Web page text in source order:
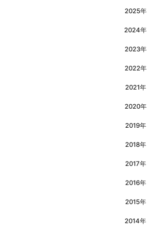
2025年
2024年
2023年
2022年
2021年
2020年
2019年
2018年
2017年
2016年
2015年
2014年